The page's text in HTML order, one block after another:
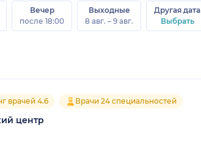
Вечер
после 18:00
Выходные
8 авг. – 9 авг.
Другая дата
Выбрать
врачей 4.6 Врачи 24 специальностей
центр